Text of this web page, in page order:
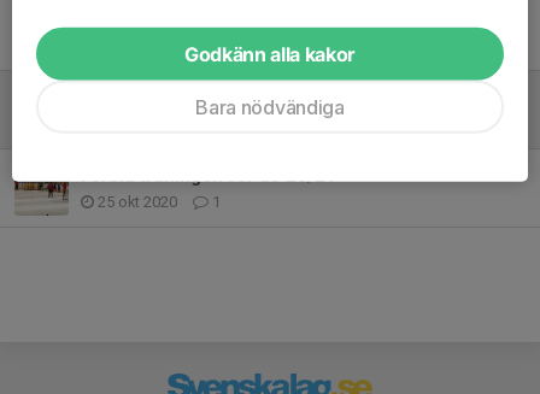
Tidigare nyheter
25 okt 2020 1
Godkänn alla kakor
Bara nödvändiga